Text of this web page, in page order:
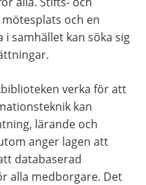
och en
samhället kan söka sig
verka för att
kan
lärande och
anger lagen att
databaserad
alla medborgare. Det